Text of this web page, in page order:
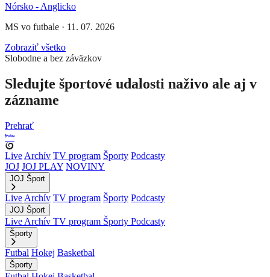
Nórsko - Anglicko
MS vo futbale · 11. 07. 2026
Zobraziť všetko
Slobodne a bez záväzkov
Sledujte športové udalosti naživo ale aj v
zázname
Prehrať
Live Archív TV program Športy Podcasty
JOJ JOJ PLAY NOVINY
JOJ Šport
Live Archív TV program Športy Podcasty
JOJ Šport
Live Archív TV program Športy Podcasty
Športy
Futbal Hokej Basketbal
Športy